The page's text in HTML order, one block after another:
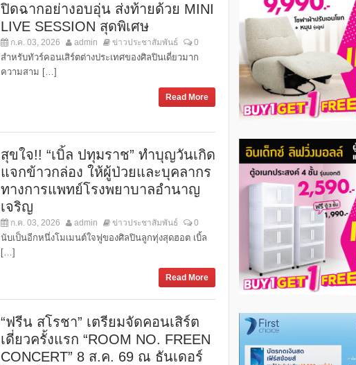
ปิดฉากอย่างอบอุ่น ส่งท้ายด้วย MINI
LIVE SESSION สุดพิเศษ
ก.ค. 03, 2026 admin ข่าวประชาสัมพันธ์ 0
สำหรับทัวร์คอนเสิร์ตต่างประเทศของศิลปินเดี่ยวมาก
ความสาม […]
Read More
สุขใจ!! “เบิ้ล ปทุมราช” ทำบุญวันเกิด
แจกข้าวกล่อง ให้ผู้ป่วยและบุคลากร
ทางการแพทย์โรงพยาบาลอำนาญ
เจริญ
ก.ค. 03, 2026 admin ข่าวประชาสัมพันธ์ 0
นับเป็นอีกหนึ่งโมเมนต์ใจฟูของศิลปินลูกทุ่งสุดฮอต เบิ้ล
[…]
Read More
“ฟรีน สโรชา” เตรียมจัดคอนเสิร์ต
เดี่ยวครั้งแรก “ROOM NO. FREEN
CONCERT” 8 ส.ค. 69 ณ ธันเดอร์